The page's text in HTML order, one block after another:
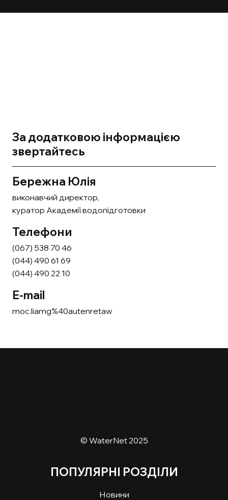
За додатковою інформацією
звертайтесь
Бережна Юлія
виконавчий директор,
куратор Академії водопідготовки
Телефони
(067) 538 70 46
(044) 490 61 69
(044) 490 22 10
E-mail
moc.liamg%40autenretaw
© WaterNet 2025
ПОПУЛЯРНІ РОЗДІЛИ
Новини